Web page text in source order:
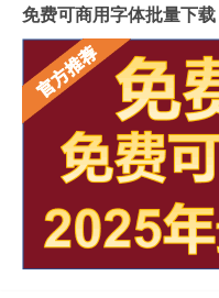
免费可商用字体批量下载